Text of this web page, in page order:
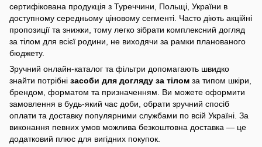
сертифікована продукція з Туреччини, Польщі, України в
доступному середньому ціновому сегменті. Часто діють акційні
пропозиції та знижки, тому легко зібрати комплексний догляд
за тілом для всієї родини, не виходячи за рамки планованого
бюджету.
Зручний онлайн-каталог та фільтри допомагають швидко
знайти потрібні засоби для догляду за тілом за типом шкіри,
брендом, форматом та призначенням. Ви можете оформити
замовлення в будь-який час доби, обрати зручний спосіб
оплати та доставку популярними службами по всій Україні. За
виконання певних умов можлива безкоштовна доставка — це
додатковий плюс для вигідних покупок.